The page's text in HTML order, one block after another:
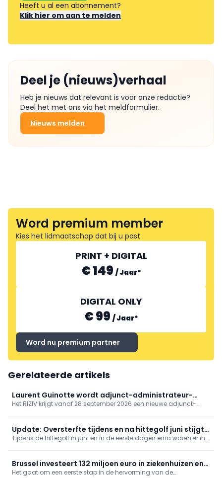
Heeft u al een abonnement?
Klik hier om aan te melden
Deel je (nieuws)verhaal
Heb je nieuws dat relevant is voor onze redactie?
Deel het met ons via het meldformulier.
Nieuws melden
Word premium member
Kies het lidmaatschap dat bij u past
PRINT + DIGITAL
€ 149 /Jaar*
DIGITAL ONLY
€ 99 /Jaar*
Word nu premium partner
Gerelateerde artikels
Laurent Guinotte wordt adjunct-administrateur-
generaal RIZIV
Het RIZIV krijgt vanaf 28 september 2026 een nieuwe adjunct-
Update: Oversterfte tijdens en na hittegolf juni stijgt
tot 2.000 extra overlijdens
Tijdens de hittegolf in juni en in de eerste dagen erna waren er in
Brussel investeert 132 miljoen euro in ziekenhuizen en
psychiatrische instellingen
Het gaat om een eerste stap in de hervorming van de